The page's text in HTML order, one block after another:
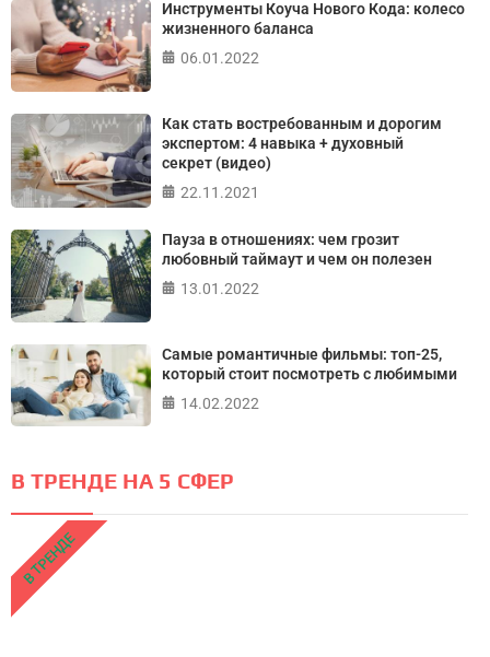
Инструменты Коуча Нового Кода: колесо
жизненного баланса
06.01.2022
Как стать востребованным и дорогим
экспертом: 4 навыка + духовный
секрет (видео)
22.11.2021
Пауза в отношениях: чем грозит
любовный таймаут и чем он полезен
13.01.2022
Самые романтичные фильмы: топ-25,
который стоит посмотреть с любимыми
14.02.2022
В ТРЕНДЕ НА 5 СФЕР
В ТРЕНДЕ